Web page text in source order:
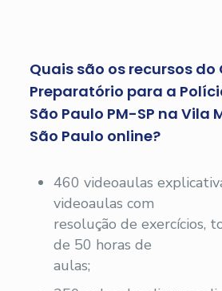
Quais são os recursos do
Preparatório para a
São Paulo PM-SP na Vila
São Paulo online?
460 videoaulas
videoaulas com
resolução de exercícios,
de 50 horas de
aulas;